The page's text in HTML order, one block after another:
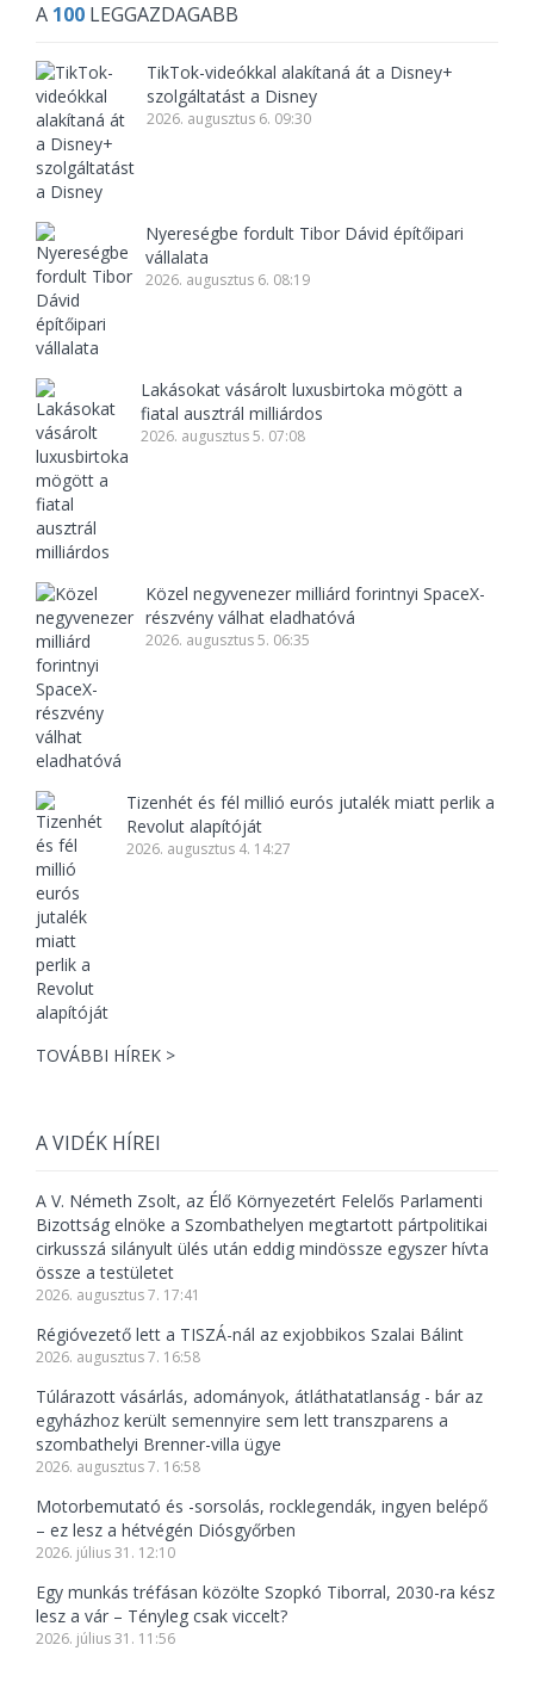
A 100 LEGGAZDAGABB
TikTok-videókkal alakítaná át a Disney+
szolgáltatást a Disney
2026. augusztus 6. 09:30
Nyereségbe fordult Tibor Dávid építőipari
vállalata
2026. augusztus 6. 08:19
Lakásokat vásárolt luxusbirtoka mögött a
fiatal ausztrál milliárdos
2026. augusztus 5. 07:08
Közel negyvenezer milliárd forintnyi SpaceX-
részvény válhat eladhatóvá
2026. augusztus 5. 06:35
Tizenhét és fél millió eurós jutalék miatt perlik a
Revolut alapítóját
2026. augusztus 4. 14:27
TOVÁBBI HÍREK >
A VIDÉK HÍREI
A V. Németh Zsolt, az Élő Környezetért Felelős Parlamenti
Bizottság elnöke a Szombathelyen megtartott pártpolitikai
cirkusszá silányult ülés után eddig mindössze egyszer hívta
össze a testületet
2026. augusztus 7. 17:41
Régióvezető lett a TISZÁ-nál az exjobbikos Szalai Bálint
2026. augusztus 7. 16:58
Túlárazott vásárlás, adományok, átláthatatlanság - bár az
egyházhoz került semennyire sem lett transzparens a
szombathelyi Brenner-villa ügye
2026. augusztus 7. 16:58
Motorbemutató és -sorsolás, rocklegendák, ingyen belépő
– ez lesz a hétvégén Diósgyőrben
2026. július 31. 12:10
Egy munkás tréfásan közölte Szopkó Tiborral, 2030-ra kész
lesz a vár – Tényleg csak viccelt?
2026. július 31. 11:56